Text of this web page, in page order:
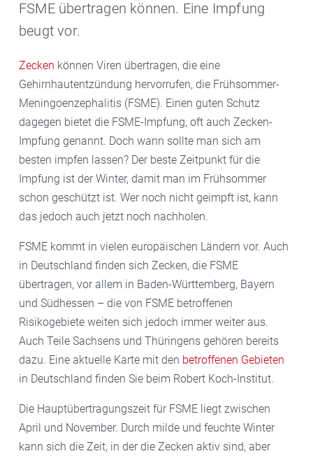
FSME übertragen können. Eine Impfung
beugt vor.
Zecken können Viren übertragen, die eine
Gehirnhautentzündung hervorrufen, die Frühsommer-
Meningoenzephalitis (FSME). Einen guten Schutz
dagegen bietet die FSME-Impfung, oft auch Zecken-
Impfung genannt. Doch wann sollte man sich am
besten impfen lassen? Der beste Zeitpunkt für die
Impfung ist der Winter, damit man im Frühsommer
schon geschützt ist. Wer noch nicht geimpft ist, kann
das jedoch auch jetzt noch nachholen.
FSME kommt in vielen europäischen Ländern vor. Auch
in Deutschland finden sich Zecken, die FSME
übertragen, vor allem in Baden-Württemberg, Bayern
und Südhessen – die von FSME betroffenen
Risikogebiete weiten sich jedoch immer weiter aus.
Auch Teile Sachsens und Thüringens gehören bereits
dazu. Eine aktuelle Karte mit den betroffenen Gebieten
in Deutschland finden Sie beim Robert Koch-Institut.
Die Hauptübertragungszeit für FSME liegt zwischen
April und November. Durch milde und feuchte Winter
kann sich die Zeit, in der die Zecken aktiv sind, aber